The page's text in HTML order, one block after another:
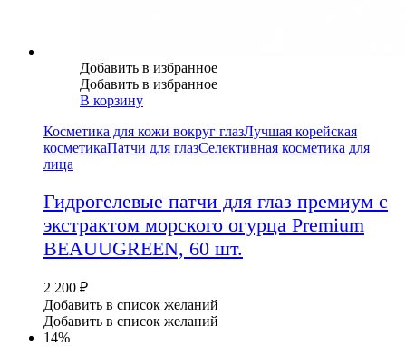
Добавить в избранное
Добавить в избранное
В корзину
Косметика для кожи вокруг глазЛучшая корейская
косметикаПатчи для глазСелективная косметика для
лица
Гидрогелевые патчи для глаз премиум с
экстрактом морского огурца Premium
BEAUUGREEN, 60 шт.
2 200 ₽
Добавить в список желаний
Добавить в список желаний
14%